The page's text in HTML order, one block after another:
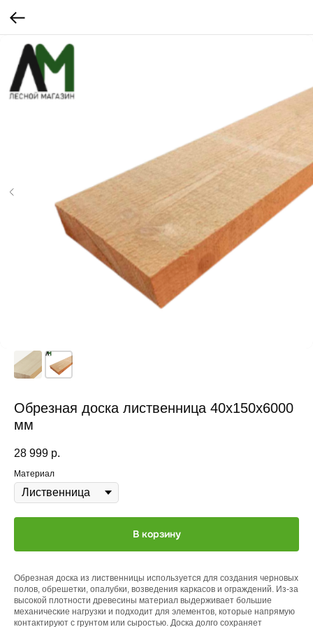
Обрезная доска лиственница 40x150x6000
мм
28 999 р.
Материал
В корзину
Обрезная доска из лиственницы используется для создания черновых
полов, обрешетки, опалубки, возведения каркасов и ограждений. Из-за
высокой плотности древесины материал выдерживает большие
механические нагрузки и подходит для элементов, которые напрямую
контактируют с грунтом или сыростью. Доска долго сохраняет